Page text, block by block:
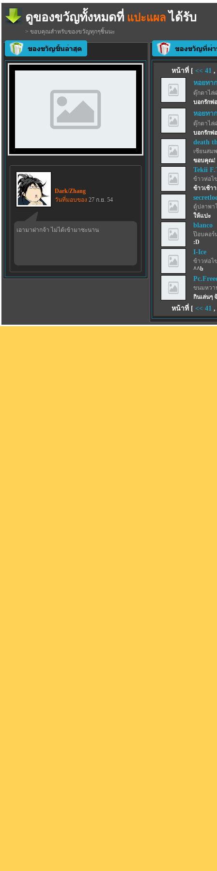
ดูของขวัญทั้งหมดที่ แปะแผล ได้รับ
> ขอบคุณสำหรับของขวัญทุกๆชิ้นนะ
Dark/Zhang
วันที่มอบของ 27 ก.ย. 54
เอามาฝากจ้า ไม่ได้เข้ามาซะนาน
หน้าที่ [ << 41 ,
หอยทา
ตุ๊กตาไล่
บอกรักพ่
หอยทา
ตุ๊กตาไล่
บอกรักพ่
death
เซียนสม
ขอบคุณ!
Tekii
ข้าวห่อไ
ข้าวเช้า
ตู้ปลาพา
ให้แปะ
blanco
ป๊อบคอร์
:D
I-Ice
ข้าวห่อไ
^^b
ขนมหวา
กินเล่นๆ
หน้าที่ [ << 41 ,